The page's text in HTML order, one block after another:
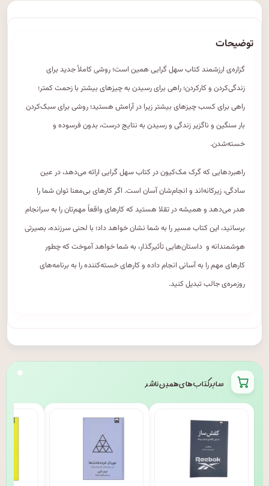
توضیحات
گزاره‌ی ارزشمند کتاب سهل گرایی همین است؛ روشی کاملاً جدید برای
زندگی‌کردن و کارکردن؛ راهی برای رسیدن به چیزهای بیشتر با زحمت کمتر؛
راهی برای کسب چیزهای بیشتر زیرا در آرامش هستید؛ روشی برای سبک‌کردن
بار سنگین و ناگزیر زندگی و رسیدن به نتایج درست، بدون فرسوده و
خسته‌شدن.
راهبردهایی که گرک مک‌کیون در کتاب سهل گرایی ارائه می‌دهد، در عین
سادگی، زیرکانه‌اند و انجام‌شان آسان است. اگر کارهای بی‌معنا توان شما را
هدر می‌دهد و همیشه در تقلا هستید که کارهای واقعاً‌ مهم‌تان را به سرانجام
برسانید، این کتاب مسیر را به شما نشان خواهد داد؛ با لحنی سرزنده، بصیرتی
هوشمندانه و داستان‌هایی تأثیرگذار، به شما خواهد آموخت که چطور
کارهای مهم را به آسانی انجام داده و کارهای خسته‌کننده را به برنامه‌های
روزمره‌ی جالب تبدیل کنید.
سایر کتاب های همین ناشر